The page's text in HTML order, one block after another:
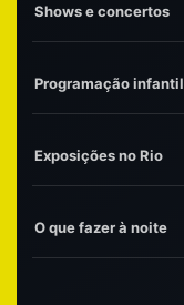
Shows e concertos
Programação infantil
Exposições no Rio
O que fazer à noite